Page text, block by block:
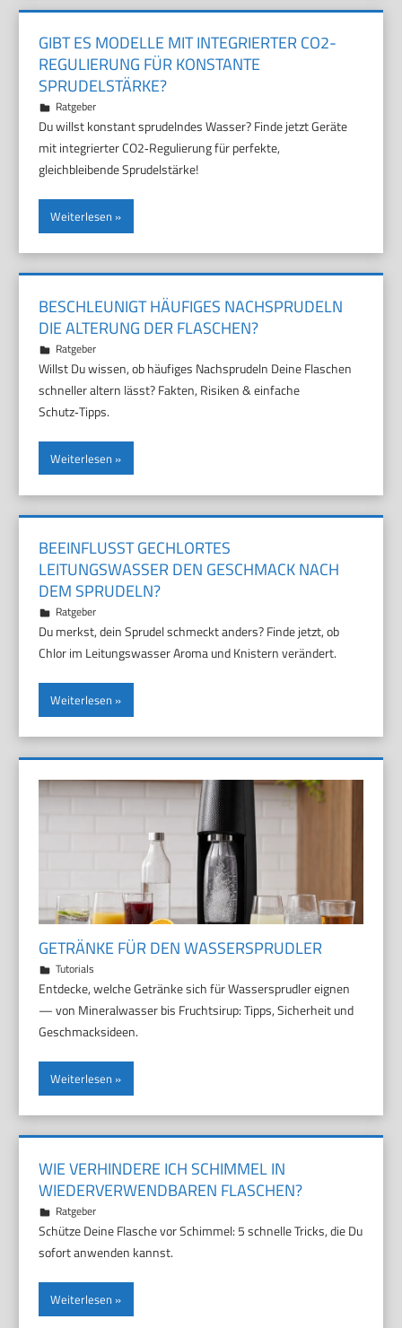
GIBT ES MODELLE MIT INTEGRIERTER CO2-
REGULIERUNG FÜR KONSTANTE
SPRUDELSTÄRKE?
22. Juli 2026
Marco
Ratgeber
Du willst konstant sprudelndes Wasser? Finde jetzt Geräte
mit integrierter CO2‑Regulierung für perfekte,
gleichbleibende Sprudelstärke!
Weiterlesen
BESCHLEUNIGT HÄUFIGES NACHSPRUDELN
DIE ALTERUNG DER FLASCHEN?
17. Juli 2026
Marco
Ratgeber
Willst Du wissen, ob häufiges Nachsprudeln Deine Flaschen
schneller altern lässt? Fakten, Risiken & einfache
Schutz‑Tipps.
Weiterlesen
BEEINFLUSST GECHLORTES
LEITUNGSWASSER DEN GESCHMACK NACH
DEM SPRUDELN?
12. Juli 2026
Marco
Ratgeber
Du merkst, dein Sprudel schmeckt anders? Finde jetzt, ob
Chlor im Leitungswasser Aroma und Knistern verändert.
Weiterlesen
GETRÄNKE FÜR DEN WASSERSPRUDLER
12. Juli 2026
Marco
Tutorials
Entdecke, welche Getränke sich für Wassersprudler eignen
— von Mineralwasser bis Fruchtsirup: Tipps, Sicherheit und
Geschmacksideen.
Weiterlesen
WIE VERHINDERE ICH SCHIMMEL IN
WIEDERVERWENDBAREN FLASCHEN?
7. Juli 2026
Marco
Ratgeber
Schütze Deine Flasche vor Schimmel: 5 schnelle Tricks, die Du
sofort anwenden kannst.
Weiterlesen